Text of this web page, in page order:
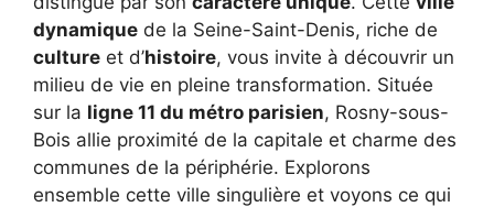
dynamique de la Seine-Saint-Denis, riche de
culture et d’histoire, vous invite à découvrir un
milieu de vie en pleine transformation. Située
sur la ligne 11 du métro parisien, Rosny-sous-
Bois allie proximité de la capitale et charme des
communes de la périphérie. Explorons
ensemble cette ville singulière et voyons ce qui